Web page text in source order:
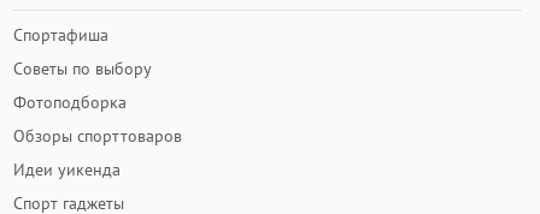
Спортафиша
Советы по выбору
Фотоподборка
Обзоры спорттоваров
Идеи уикенда
Спорт гаджеты